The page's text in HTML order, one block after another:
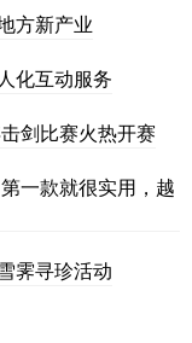
方新产业
化互动服务
剑比赛火热开赛
一款就很实用，越
霁寻珍活动